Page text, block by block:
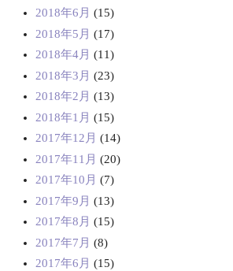
2018年6月 (15)
2018年5月 (17)
2018年4月 (11)
2018年3月 (23)
2018年2月 (13)
2018年1月 (15)
2017年12月 (14)
2017年11月 (20)
2017年10月 (7)
2017年9月 (13)
2017年8月 (15)
2017年7月 (8)
2017年6月 (15)